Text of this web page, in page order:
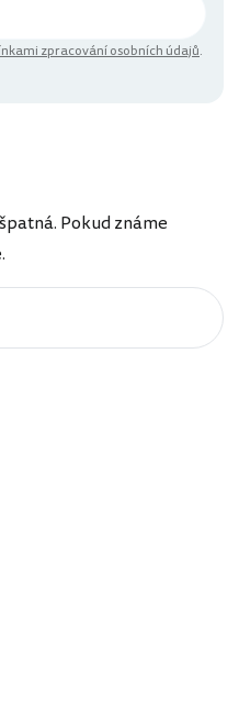
zpracování osobních údajů.
Pokud známe